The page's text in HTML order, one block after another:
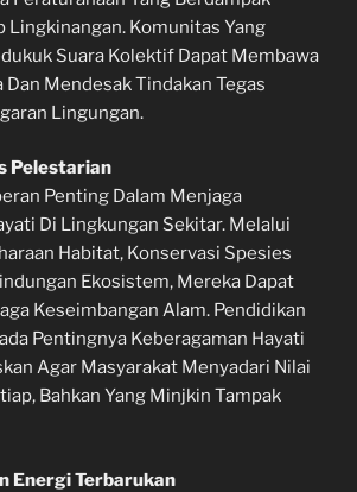
Lingkinangan. Komunitas Yang
Suara Kolektif Dapat Membawa
Dan Mendesak Tindakan Tegas
Lingungan.
Pelestarian
Penting Dalam Menjaga
Di Lingkungan Sekitar. Melalui
Habitat, Konservasi Spesies
Ekosistem, Mereka Dapat
Keseimbangan Alam. Pendidikan
Pentingnya Keberagaman Hayati
Agar Masyarakat Menyadari Nilai
Bahkan Yang Minjkin Tampak
Energi Terbarukan